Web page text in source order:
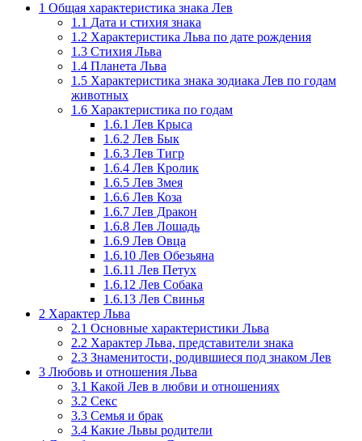
1 Общая характеристика знака Лев
1.1 Дата и стихия знака
1.2 Характеристика Льва по дате рождения
1.3 Стихия Льва
1.4 Планета Льва
1.5 Характеристика знака зодиака Лев по годам
животных
1.6 Характеристика по годам
1.6.1 Лев Крыса
1.6.2 Лев Бык
1.6.3 Лев Тигр
1.6.4 Лев Кролик
1.6.5 Лев Змея
1.6.6 Лев Коза
1.6.7 Лев Дракон
1.6.8 Лев Лошадь
1.6.9 Лев Овца
1.6.10 Лев Обезьяна
1.6.11 Лев Петух
1.6.12 Лев Собака
1.6.13 Лев Свинья
2 Характер Льва
2.1 Основные характеристики Льва
2.2 Характер Льва, представители знака
2.3 Знаменитости, родившиеся под знаком Лев
3 Любовь и отношения Льва
3.1 Какой Лев в любви и отношениях
3.2 Секс
3.3 Семья и брак
3.4 Какие Львы родители